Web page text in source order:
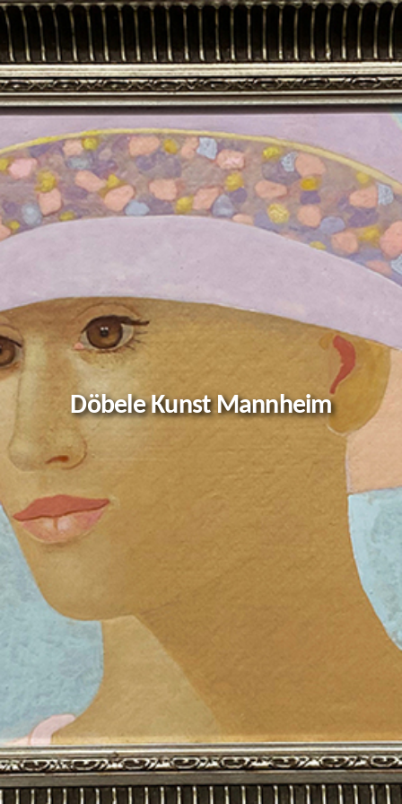
Döbele Kunst Mannheim